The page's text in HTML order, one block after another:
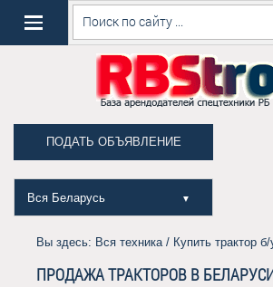
ПОДАТЬ ОБЪЯВЛЕНИЕ
Вся Беларусь ▼
Вы здесь: Вся техника/ Купить трактор
ПРОДАЖА ТРАКТОРОВ В